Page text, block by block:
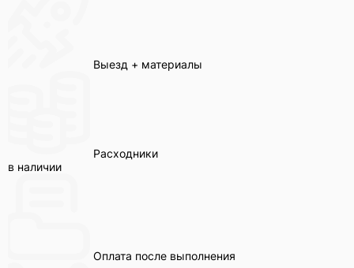
Выезд + материалы
Расходники
в наличии
Оплата после выполнения